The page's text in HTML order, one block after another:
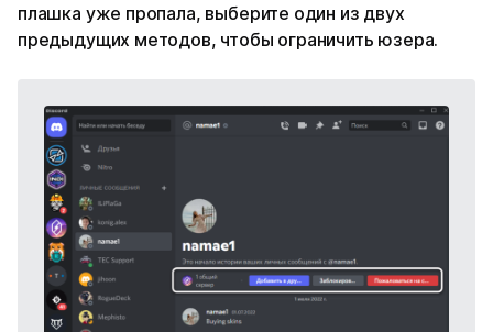
плашка уже пропала, выберите один из двух
предыдущих методов, чтобы ограничить юзера.